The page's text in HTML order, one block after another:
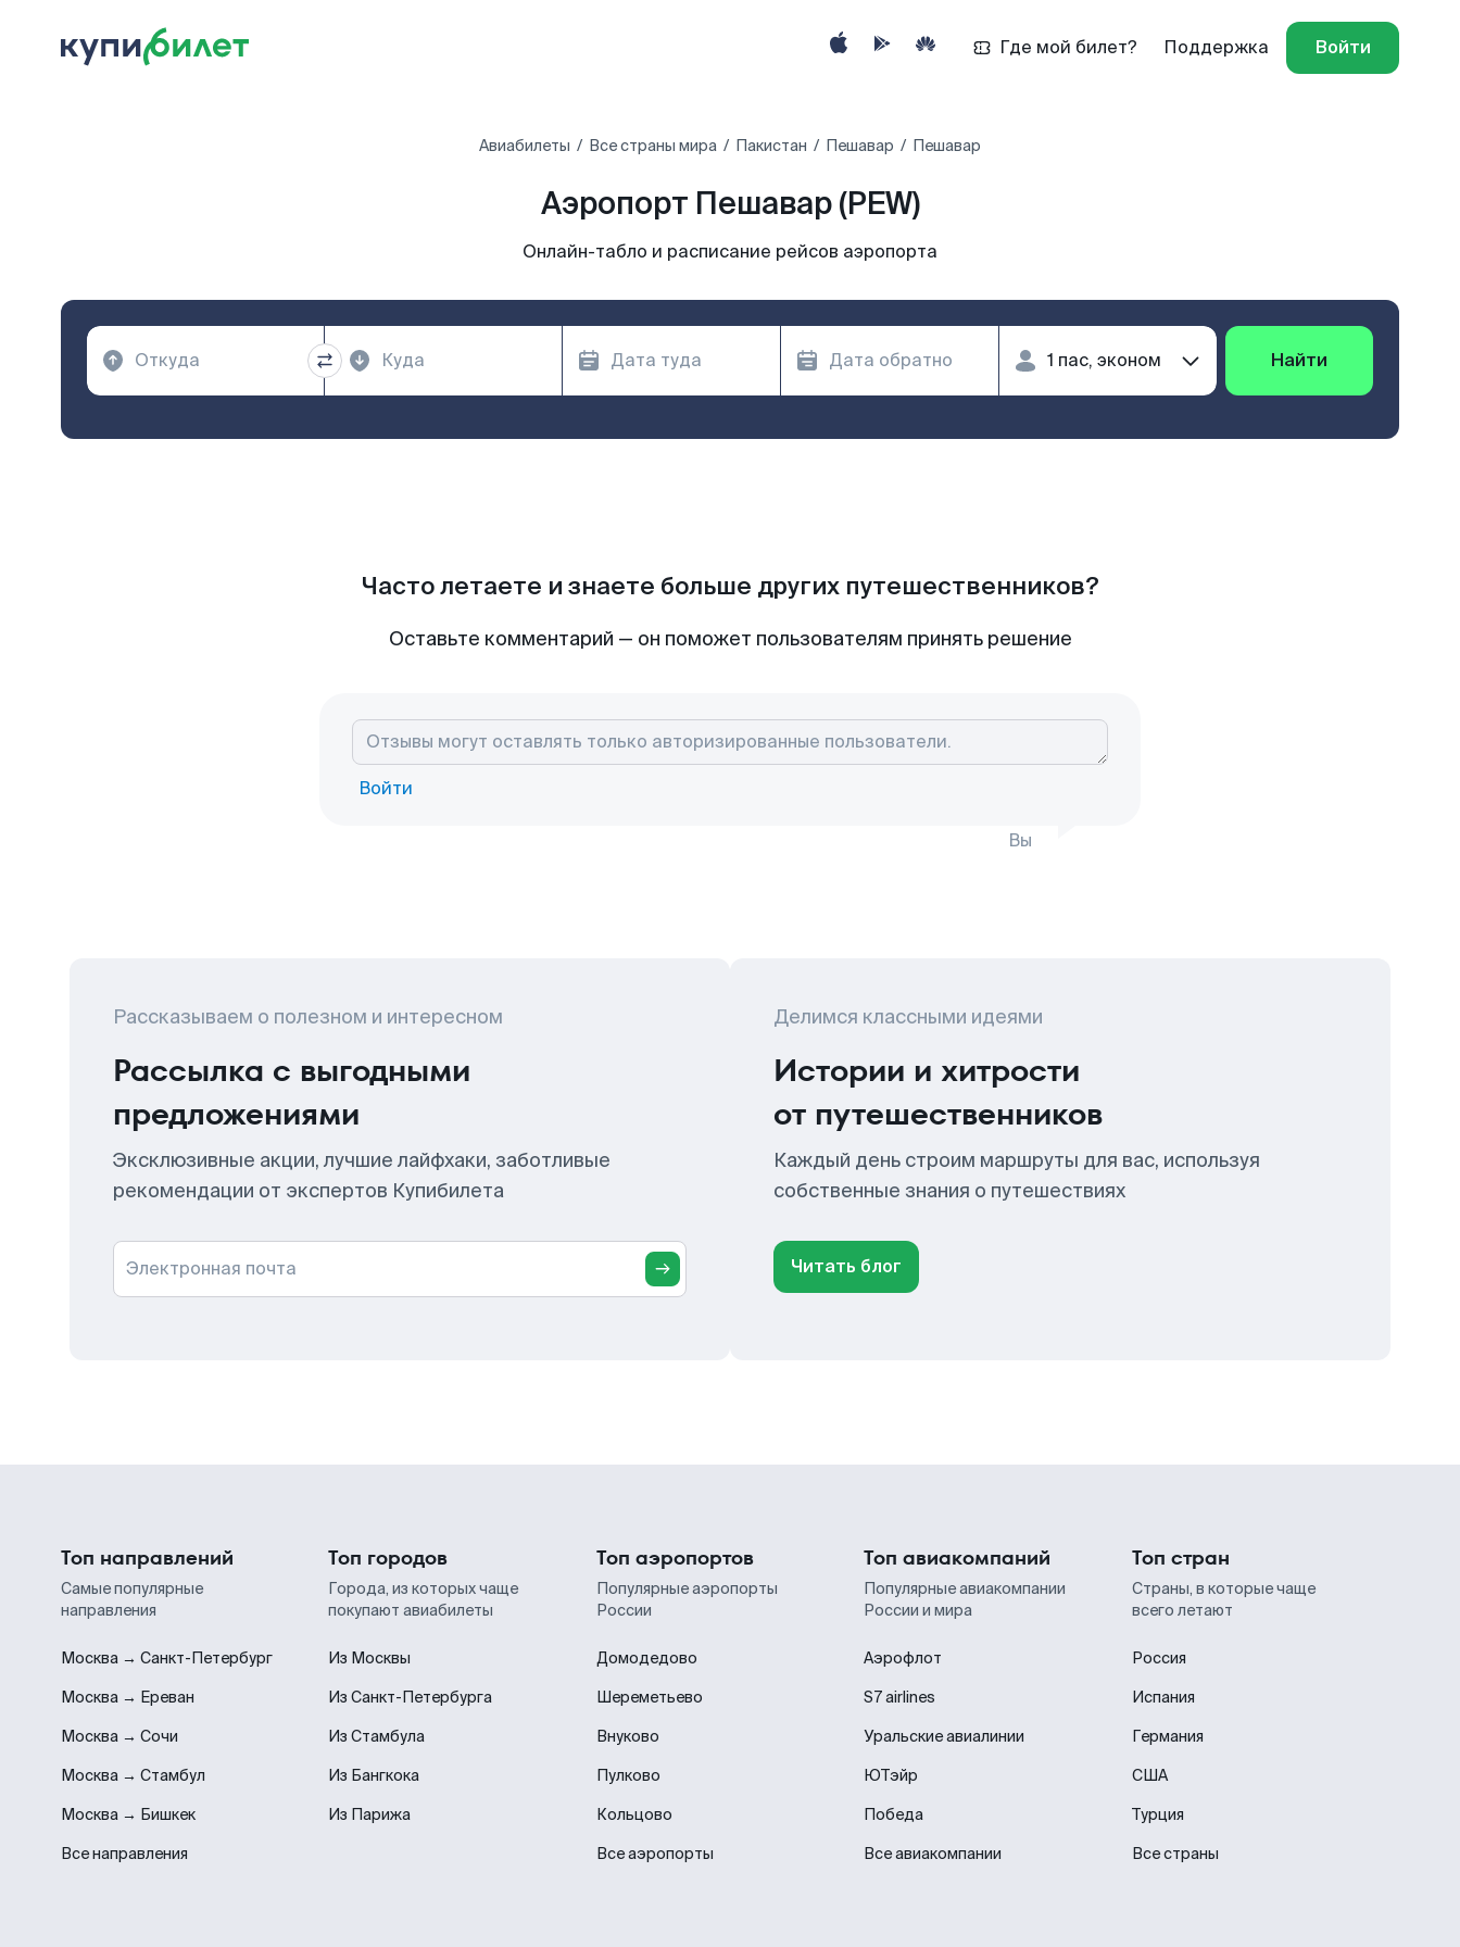
Где мой билет? Поддержка Войти
Авиабилеты Все страны мира Пакистан Пешавар Пешавар
Аэропорт Пешавар (PEW)
Онлайн-табло и расписание рейсов аэропорта
Найти
Часто летаете и знаете больше других путешественников?
Оставьте комментарий — он поможет пользователям принять решение
Войти
Вы
Рассказываем о полезном и интересном
Рассылка с выгодными
предложениями
Эксклюзивные акции, лучшие лайфхаки, заботливые
рекомендации от экспертов Купибилета
Электронная почта
Делимся классными идеями
Истории и хитрости
от путешественников
Каждый день строим маршруты для вас, используя
собственные знания о путешествиях
Читать блог
Топ направлений
Самые популярные
направления
Москва → Санкт-Петербург
Москва → Ереван
Москва → Сочи
Москва → Стамбул
Москва → Бишкек
Все направления
Топ городов
Города, из которых чаще
покупают авиабилеты
Из Москвы
Из Санкт-Петербурга
Из Стамбула
Из Бангкока
Из Парижа
Топ аэропортов
Популярные аэропорты
России
Домодедово
Шереметьево
Внуково
Пулково
Кольцово
Все аэропорты
Топ авиакомпаний
Популярные авиакомпании
России и мира
Аэрофлот
S7 airlines
Уральские авиалинии
ЮТэйр
Победа
Все авиакомпании
Топ стран
Страны, в которые чаще
всего летают
Россия
Испания
Германия
США
Турция
Все страны